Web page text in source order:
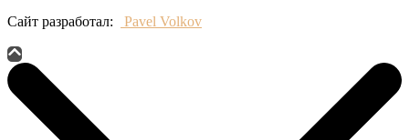
Сайт разработал:
Pavel Volkov